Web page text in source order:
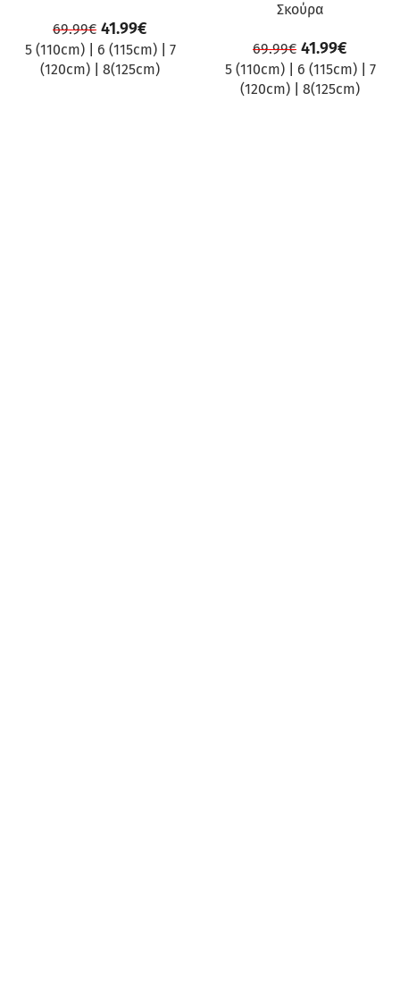
69.99€ 41.99€
5 (110cm)| 6 (115cm)| 7
(120cm)
8(125cm)
Σκούρα
69.99€ 41.99€
5 (110cm)| 6 (115cm)| 7
(120cm)
8(125cm)